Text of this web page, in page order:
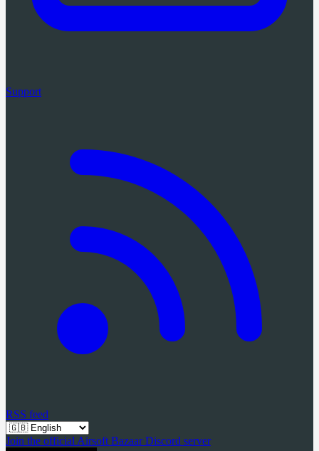
Support
RSS feed
Join the official Airsoft Bazaar Discord server